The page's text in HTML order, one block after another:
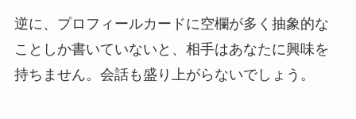
逆に、プロフィールカードに空欄が多く抽象的な
ことしか書いていないと、相手はあなたに興味を
持ちません。会話も盛り上がらないでしょう。